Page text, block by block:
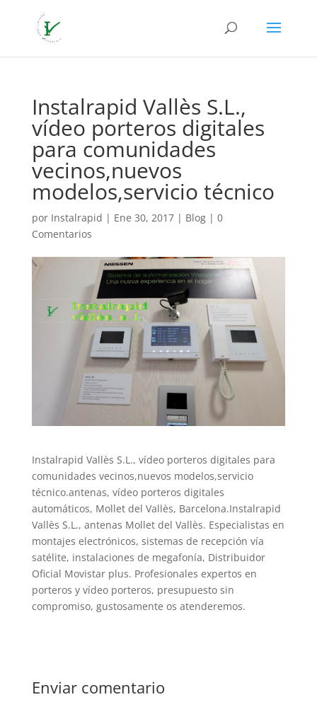
Instalrapid Vallès S.L.,
vídeo porteros digitales
para comunidades
vecinos,nuevos
modelos,servicio técnico
por Instalrapid | Ene 30, 2017| Blog| 0
Comentarios
Instalrapid Vallès S.L., vídeo porteros digitales para
comunidades vecinos,nuevos modelos,servicio
técnico.antenas, vídeo porteros digitales
automáticos, Mollet del Vallès, Barcelona.Instalrapid
Vallès S.L., antenas Mollet del Vallès. Especialistas en
montajes electrónicos, sistemas de recepción vía
satélite, instalaciones de megafonía, Distribuidor
Oficial Movistar plus. Profesionales expertos en
porteros y vídeo porteros, presupuesto sin
compromiso, gustosamente os atenderemos.
Enviar comentario